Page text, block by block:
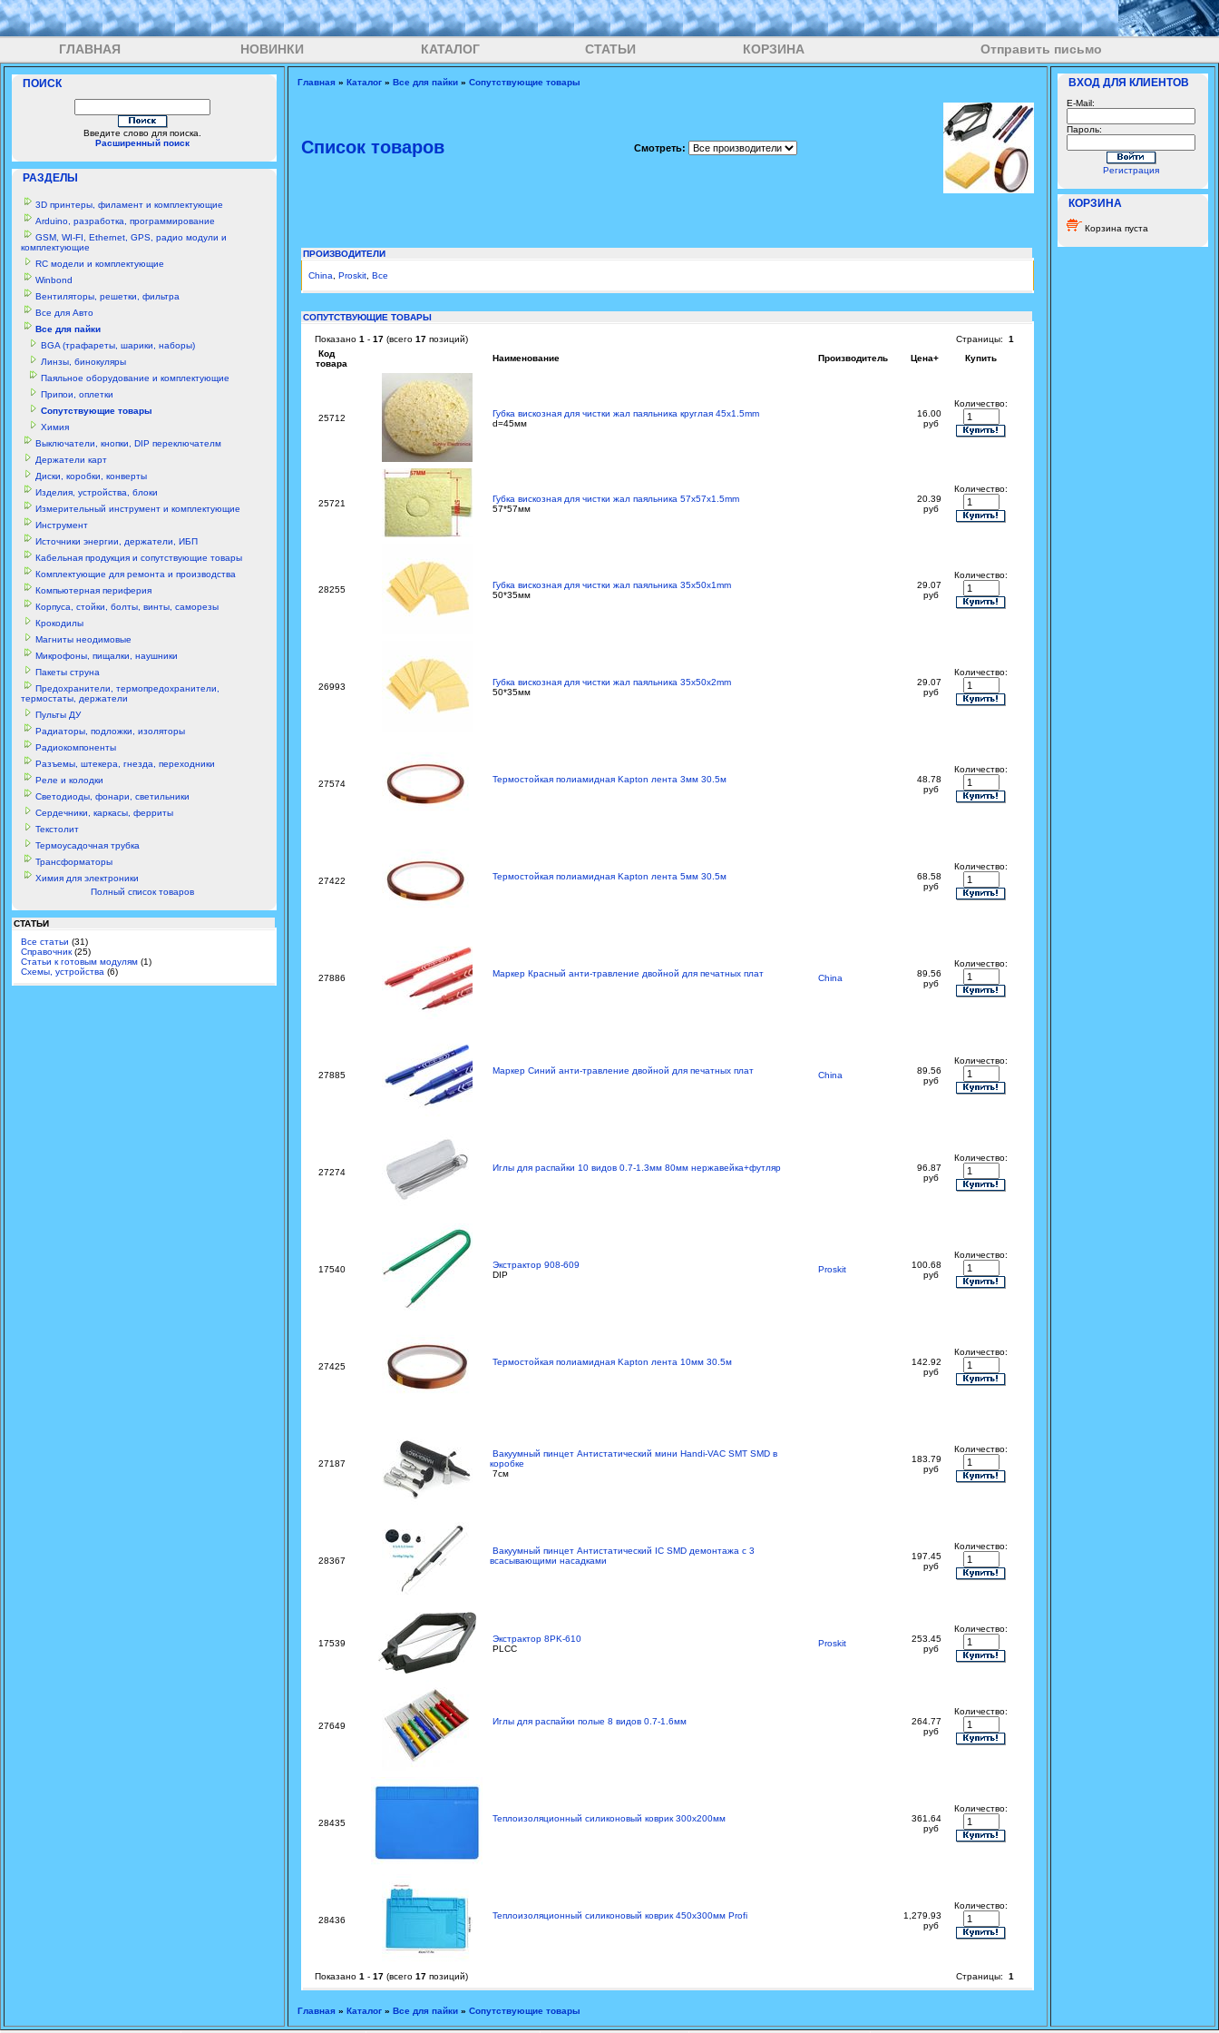
ГЛАВНАЯ НОВИНКИ КАТАЛОГ СТАТЬИ КОРЗИНА Отправить письмо
ПОИСК
Введите слово для поиска.
Расширенный поиск
РАЗДЕЛЫ
3D принтеры, филамент и комплектующие
Arduino, разработка, программирование
GSM, WI-FI, Ethernet, GPS, радио модули и
комплектующие
RC модели и комплектующие
Winbond
Вентиляторы, решетки, фильтра
Все для Авто
Все для пайки
BGA (трафареты, шарики, наборы)
Линзы, бинокуляры
Паяльное оборудование и комплектующие
Припои, оплетки
Сопутствующие товары
Химия
Выключатели, кнопки, DIP переключателм
Держатели карт
Диски, коробки, конверты
Изделия, устройства, блоки
Измерительный инструмент и комплектующие
Инструмент
Источники энергии, держатели, ИБП
Кабельная продукция и сопутствующие товары
Комплектующие для ремонта и производства
Компьютерная периферия
Корпуса, стойки, болты, винты, саморезы
Крокодилы
Магниты неодимовые
Микрофоны, пищалки, наушники
Пакеты струна
Предохранители, термопредохранители,
термостаты, держатели
Пульты ДУ
Радиаторы, подложки, изоляторы
Радиокомпоненты
Разъемы, штекера, гнезда, переходники
Реле и колодки
Светодиоды, фонари, светильники
Сердечники, каркасы, ферриты
Текстолит
Термоусадочная трубка
Трансформаторы
Химия для электроники
Полный список товаров
СТАТЬИ
Все статьи (31)
Справочник (25)
Статьи к готовым модулям (1)
Схемы, устройства (6)
Главная » Каталог » Все для пайки » Сопутствующие товары
Список товаров Смотреть:
ПРОИЗВОДИТЕЛИ
China Proskit Все
СОПУТСТВУЮЩИЕ ТОВАРЫ
Показано 1 - 17 (всего 17 позиций) Страницы: 1
Код
товара
Наименование Производитель Цена+ Купить
25712
Губка вискозная для чистки жал паяльника круглая 45x1.5mm
d=45мм
16.00
руб
Количество:
25721
Губка вискозная для чистки жал паяльника 57x57x1.5mm
57*57мм
20.39
руб
Количество:
28255
Губка вискозная для чистки жал паяльника 35x50x1mm
50*35мм
29.07
руб
Количество:
26993
Губка вискозная для чистки жал паяльника 35x50x2mm
50*35мм
29.07
руб
Количество:
27574 Термостойкая полиамидная Kapton лента 3мм 30.5м
48.78
руб
Количество:
27422 Термостойкая полиамидная Kapton лента 5мм 30.5м
68.58
руб
Количество:
27886 Маркер Красный анти-травление двойной для печатных плат China
89.56
руб
Количество:
27885 Маркер Синий анти-травление двойной для печатных плат China
89.56
руб
Количество:
27274 Иглы для распайки 10 видов 0.7-1.3мм 80мм нержавейка+футляр
96.87
руб
Количество:
17540
Экстрактор 908-609
DIP
Proskit
100.68
руб
Количество:
27425 Термостойкая полиамидная Kapton лента 10мм 30.5м
142.92
руб
Количество:
27187
Вакуумный пинцет Антистатический мини Handi-VAC SMT SMD в
коробке
7см
183.79
руб
Количество:
28367
Вакуумный пинцет Антистатический IC SMD демонтажа с 3
всасывающими насадками
197.45
руб
Количество:
17539
Экстрактор 8PK-610
PLCC
Proskit
253.45
руб
Количество:
27649 Иглы для распайки полые 8 видов 0.7-1.6мм
264.77
руб
Количество:
28435 Теплоизоляционный силиконовый коврик 300х200мм
361.64
руб
Количество:
28436 Теплоизоляционный силиконовый коврик 450х300мм Profi
1,279.93
руб
Количество:
Показано 1 - 17 (всего 17 позиций) Страницы: 1
Главная » Каталог » Все для пайки » Сопутствующие товары
ВХОД ДЛЯ КЛИЕНТОВ
E-Mail:
Пароль:
Регистрация
КОРЗИНА
Корзина пуста